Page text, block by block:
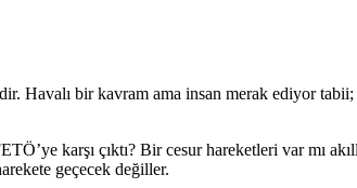
Havalı bir kavram ama insan merak ediyor
karşı çıktı? Bir cesur hareketleri var mı
geçecek değiller.